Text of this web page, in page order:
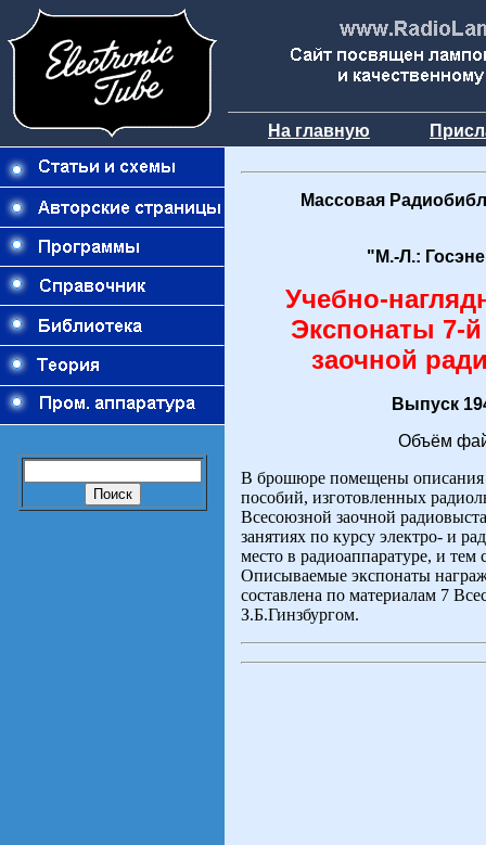
На главную
Массовая
"М.-Л.:
Учебно-
Экспонаты 7-
заочной
Выпуск
Объём
В брошюре помещены описания
пособий, изготовленных
Всесоюзной заочной
занятиях по курсу электро- и
место в радиоаппаратуре, и
Описываемые экспонаты
составлена по материалам 7
З.Б.Гинзбургом.